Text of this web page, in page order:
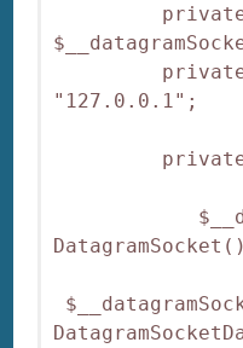
private
private var
"127.0.0.1";
private